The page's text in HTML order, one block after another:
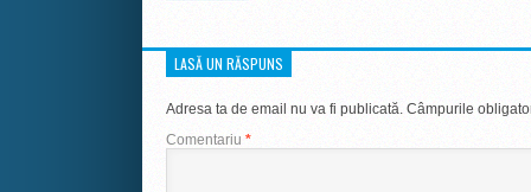
LASĂ UN RĂSPUNS
Adresa ta de email nu va fi publicată. Câmpurile
Comentariu *